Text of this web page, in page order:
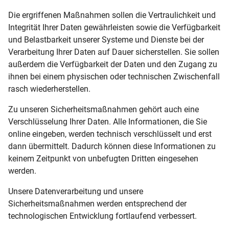
Die ergriffenen Maßnahmen sollen die Vertraulichkeit und
Integrität Ihrer Daten gewährleisten sowie die Verfügbarkeit
und Belastbarkeit unserer Systeme und Dienste bei der
Verarbeitung Ihrer Daten auf Dauer sicherstellen. Sie sollen
außerdem die Verfügbarkeit der Daten und den Zugang zu
ihnen bei einem physischen oder technischen Zwischenfall
rasch wiederherstellen.
Zu unseren Sicherheitsmaßnahmen gehört auch eine
Verschlüsselung Ihrer Daten. Alle Informationen, die Sie
online eingeben, werden technisch verschlüsselt und erst
dann übermittelt. Dadurch können diese Informationen zu
keinem Zeitpunkt von unbefugten Dritten eingesehen
werden.
Unsere Datenverarbeitung und unsere
Sicherheitsmaßnahmen werden entsprechend der
technologischen Entwicklung fortlaufend verbessert.